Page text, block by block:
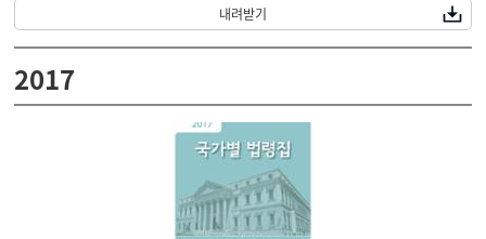
3. 일본 최고재판소재판사무처리규칙(국문,원문)
내려받기
2017